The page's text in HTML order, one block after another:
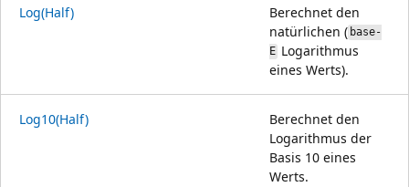
Log(Half)
Berechnet den
natürlichen ( base-
E Logarithmus
eines Werts).
Log10(Half)
Berechnet den
Logarithmus der
Basis 10 eines
Werts.